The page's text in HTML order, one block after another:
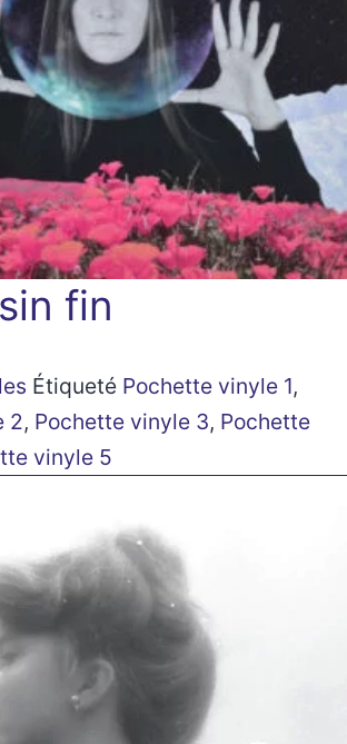
fin
Étiqueté Pochette vinyle 1,
2, Pochette vinyle 3, Pochette
vinyle 5